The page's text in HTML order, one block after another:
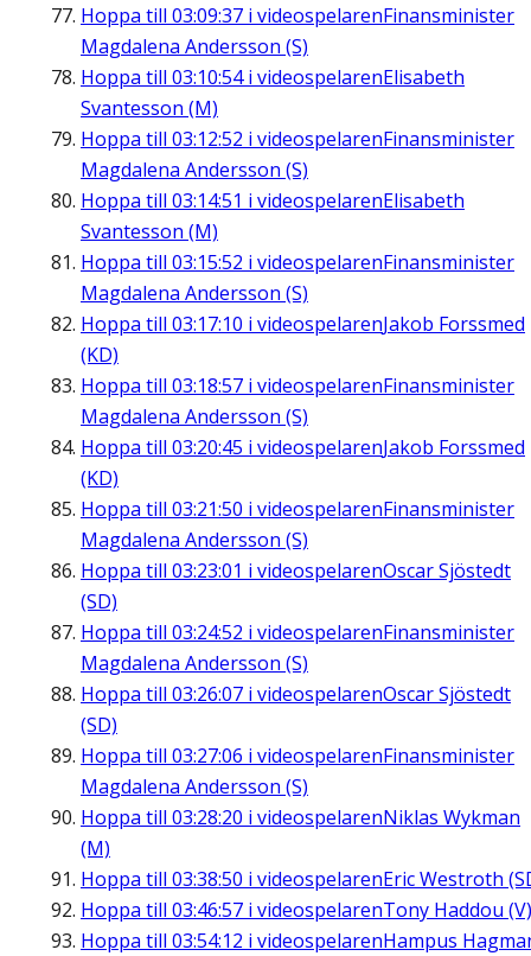
Hoppa till 03:09:37 i videospelarenFinansminister
Magdalena Andersson (S)
Hoppa till 03:10:54i videospelarenElisabeth
Svantesson (M)
Hoppa till 03:12:52 i videospelarenFinansminister
Magdalena Andersson (S)
Hoppa till 03:14:51 i videospelarenElisabeth
Svantesson (M)
Hoppa till 03:15:52 i videospelarenFinansminister
Magdalena Andersson (S)
Hoppa till 03:17:10 i videospelarenJakob Forssmed
(KD)
Hoppa till 03:18:57 i videospelarenFinansminister
Magdalena Andersson (S)
Hoppa till 03:20:45 i videospelarenJakob Forssmed
(KD)
Hoppa till 03:21:50 i videospelarenFinansminister
Magdalena Andersson (S)
Hoppa till 03:23:01 i videospelarenOscar Sjöstedt
(SD)
Hoppa till 03:24:52 i videospelarenFinansminister
Magdalena Andersson (S)
Hoppa till 03:26:07 i videospelarenOscar Sjöstedt
(SD)
Hoppa till 03:27:06 i videospelarenFinansminister
Magdalena Andersson (S)
Hoppa till 03:28:20 i videospelarenNiklas Wykman
(M)
Hoppa till 03:38:50 i videospelarenEric Westroth
Hoppa till 03:46:57 i videospelarenTony Haddou (V)
Hoppa till 03:54:12 i videospelarenHampus